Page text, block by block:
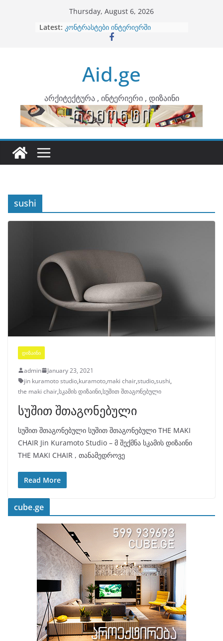
Thursday, August 6, 2026
Latest: ბინების გაერთიანება
კონტრასტები ინტერიერში
ინტერიერის დიზიანი
არტემიდი წარმოგიდგენთ
Aid.ge
არქიტექტურა , ინტერიერი , დიზაინი
sushi
ᲓᲘᲖᲐᲘᲜᲘ
admin
January 23, 2021
jin kuramoto studio,kuramoto,maki chair,studio,sushi,
the maki chair,სკამის დიზაინი,სუშით შთაგონებული
სუშით შთაგონებული
სუშით შთაგონებული სუშით შთაგონებული THE MAKI
CHAIR Jin Kuramoto Studio – მ შექმნა სკამის დიზაინი
THE MAKI CHAIR , თანამედროვე
Read More
cube.ge